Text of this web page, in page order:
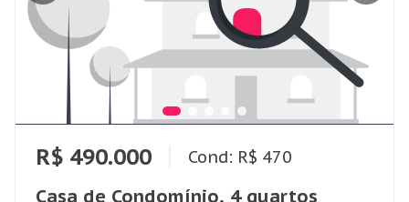
R$ 490.000 Cond: R$ 470
Casa de Condomínio, 4 quartos